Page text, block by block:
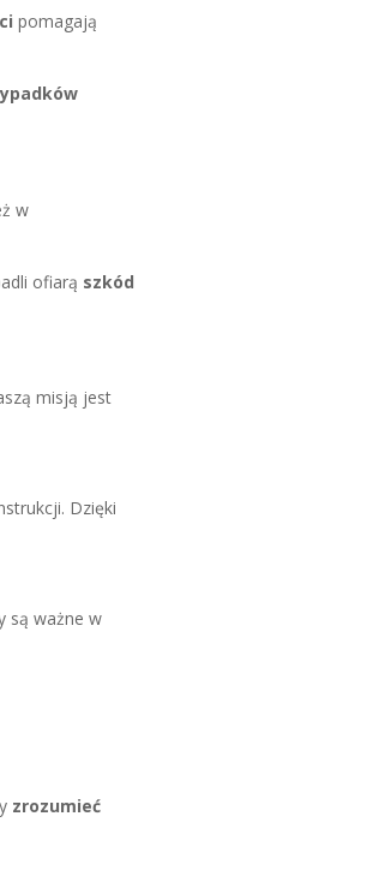
pomagają
w
ofiarą szkód
misją jest
Dzięki
są ważne w
zrozumieć